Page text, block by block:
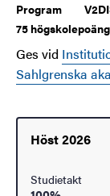
Program
75
Ges vid
Sahlgrenska
Höst 2026
Studietakt